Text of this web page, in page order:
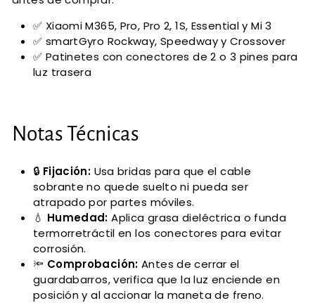
✅ Xiaomi M365, Pro, Pro 2, 1S, Essential y Mi 3
✅ smartGyro Rockway, Speedway y Crossover
✅ Patinetes con conectores de 2 o 3 pines para
luz trasera
Notas Técnicas
🔒 Fijación: Usa bridas para que el cable
sobrante no quede suelto ni pueda ser
atrapado por partes móviles.
💧 Humedad: Aplica grasa dieléctrica o funda
termorretráctil en los conectores para evitar
corrosión.
🔦 Comprobación: Antes de cerrar el
guardabarros, verifica que la luz enciende en
posición y al accionar la maneta de freno.